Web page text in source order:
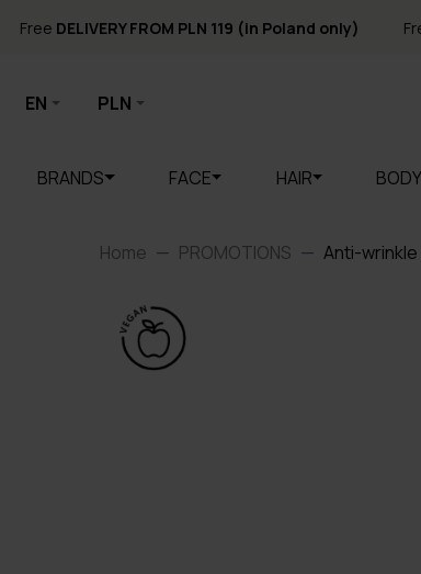
Free DELIVERY FROM PLN 119 (in Poland only)
EN PLN
BRANDS FACE HAIR
Home PROMOTIONS Anti-